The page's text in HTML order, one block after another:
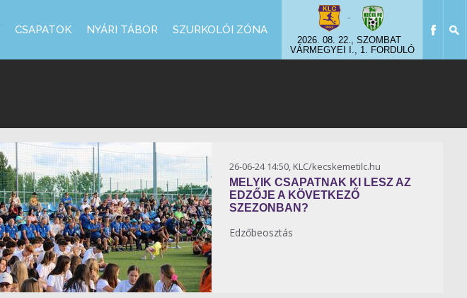
-
2026. 08. 22., SZOMBAT
VÁRMEGYEI I., 1. FORDULÓ
CSAPATOK NYÁRI TÁBOR SZURKOLÓI ZÓNA
26-06-24 14:50, KLC/kecskemetilc.hu
MELYIK CSAPATNAK KI LESZ AZ
EDZŐJE A KÖVETKEZŐ
SZEZONBAN?
Edzőbeosztás